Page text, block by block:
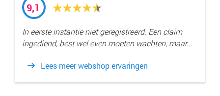
9,1
In eerste instantie niet geregistreerd. Een claim
ingediend, best wel even moeten wachten, maar...
Lees meer webshop ervaringen